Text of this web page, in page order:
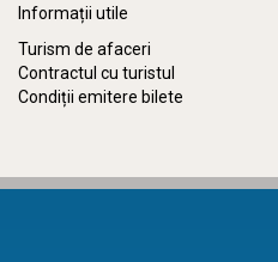
Informații utile
Turism de afaceri
Contractul cu turistul
Condiții emitere bilete